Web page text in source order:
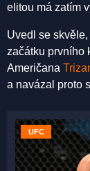
elitou má zatím
Uvedl se
začátku prvního
Američana
a navázal proto
UFC